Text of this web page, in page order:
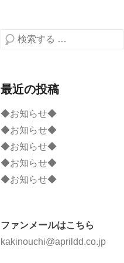
検索する
最近の投稿
◆お知らせ◆
◆お知らせ◆
◆お知らせ◆
◆お知らせ◆
◆お知らせ◆
ファンメールはこちら
kakinouchi@aprildd.co.jp